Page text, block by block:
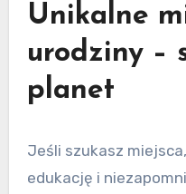
Unikalne
urodziny –
planet
Jeśli szukasz
edukację i